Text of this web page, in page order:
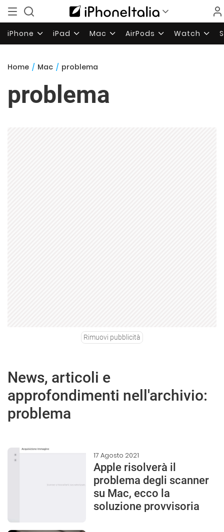
iPhone iPad Mac AirPods Watch
Home / Mac / problema
problema
Rimuovi pubblicità
News, articoli e
approfondimenti nell'archivio:
problema
17 Agosto 2021
Apple risolverà il
problema degli scanner
su Mac, ecco la
soluzione provvisoria